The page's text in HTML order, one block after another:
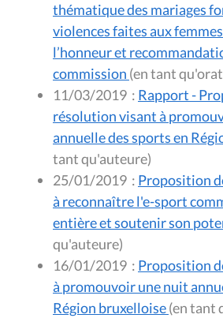
thématique des mariages
violences faites aux
l’honneur et
commission
(en tant
11/03/2019 : Rapport -
résolution visant à
annuelle des sports en
tant qu'auteure)
25/01/2019 : Proposition
à reconnaître l'e-sport
entière et soutenir son
qu'auteure)
16/01/2019 : Proposition
à promouvoir une nuit
Région bruxelloise